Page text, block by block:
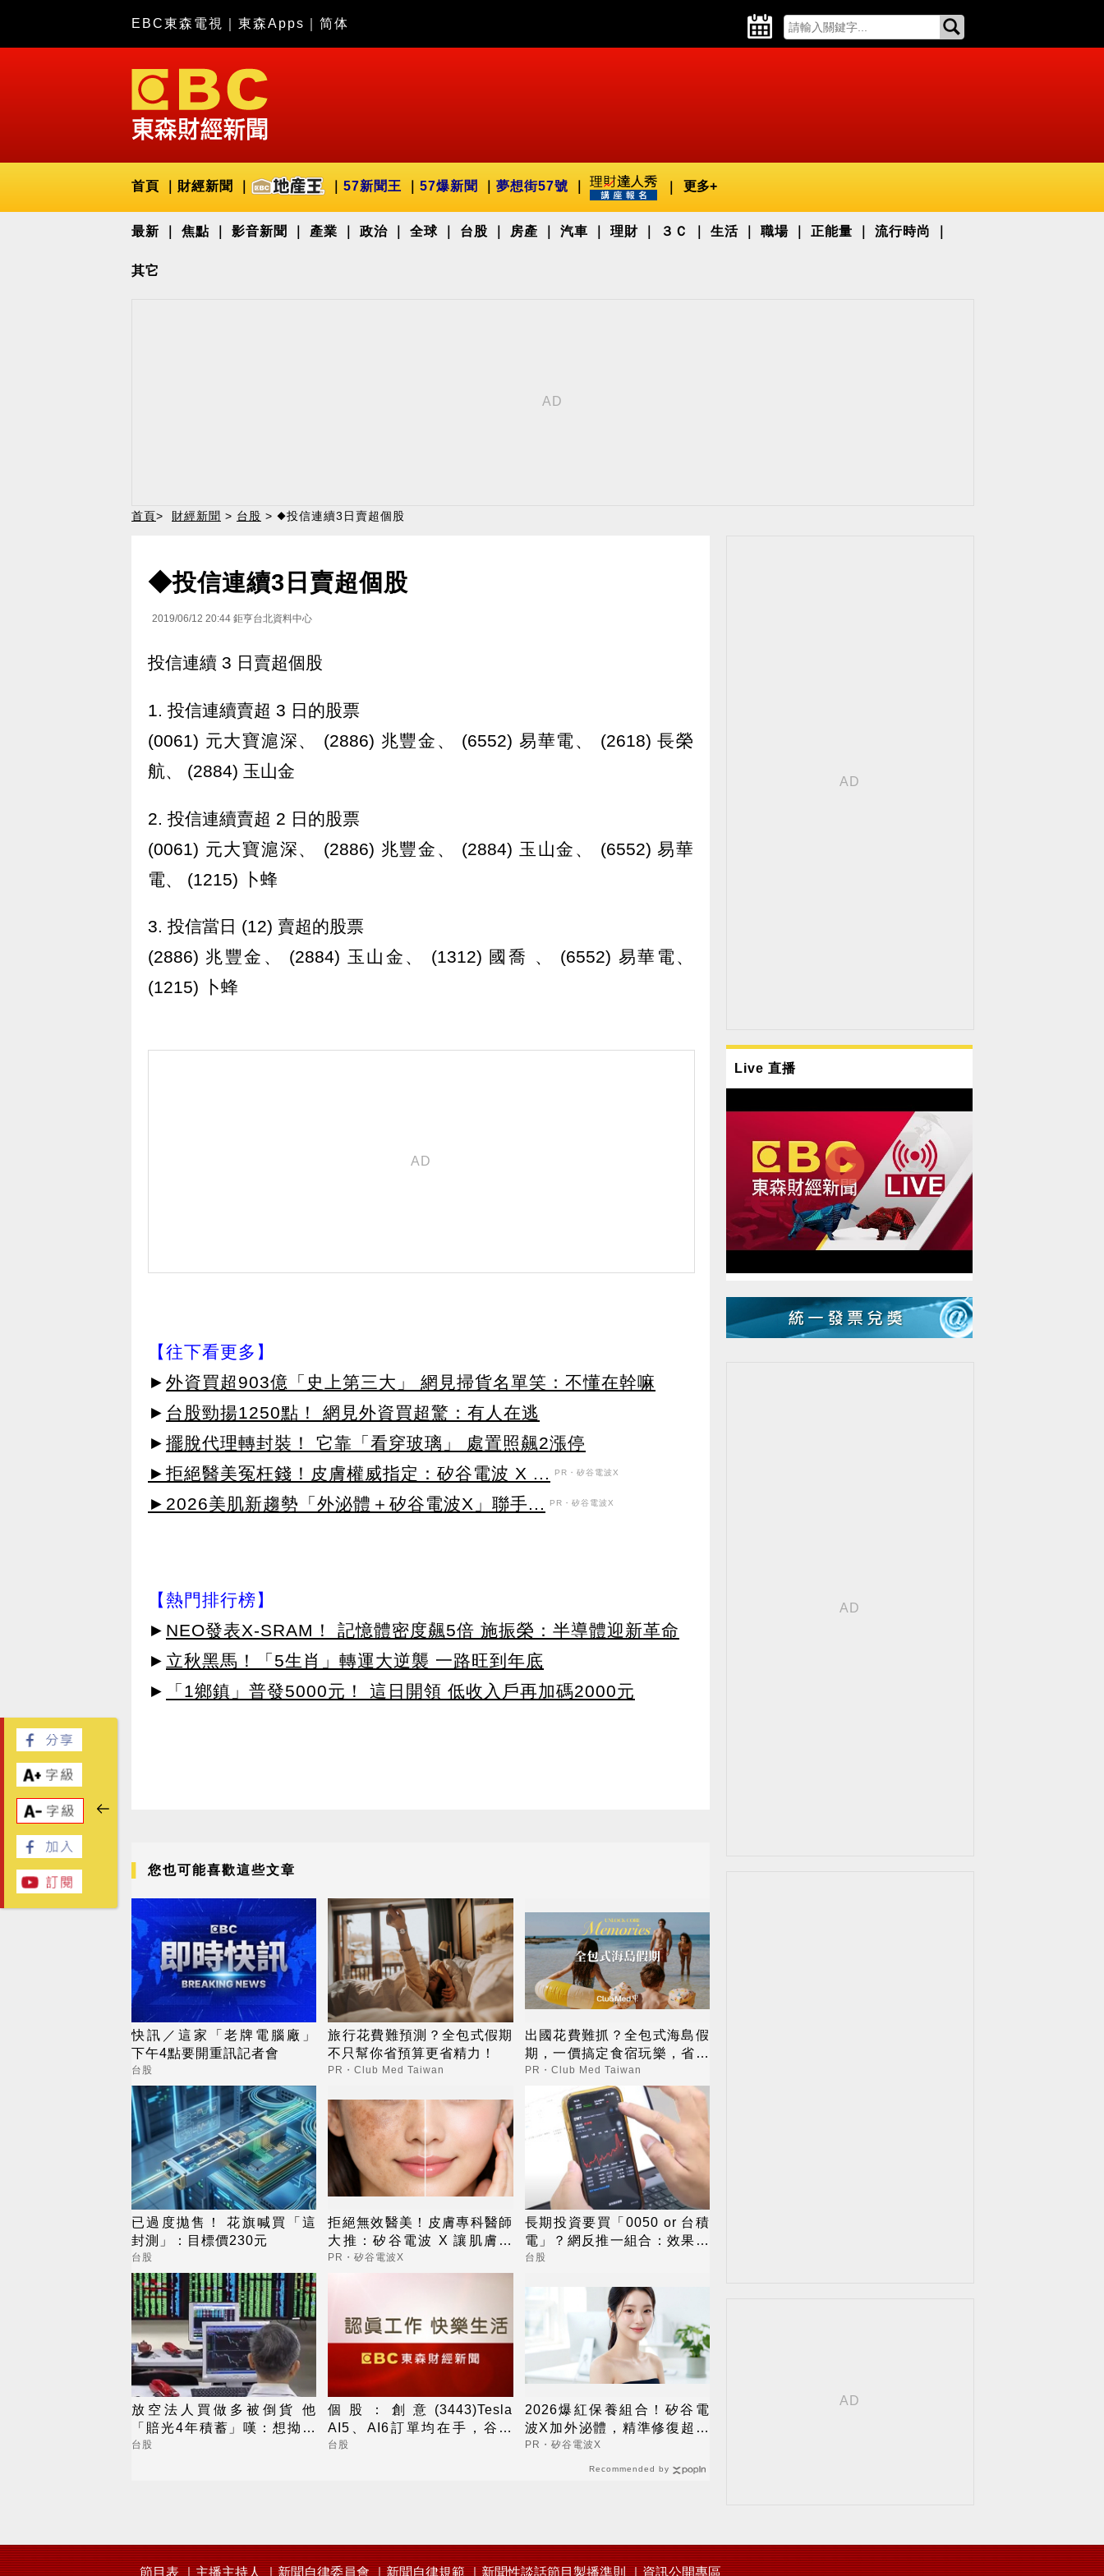
EBC東森電視 東森Apps 简体
首頁 財經新聞 57新聞王 57爆新聞 夢想街57號 更多+
最新 焦點 影音新聞 產業 政治 全球 台股 房產 汽車 理財 ３Ｃ 生活 職場 正能量 流行時尚
其它
首頁> 財經新聞 > 台股 > ◆投信連續3日賣超個股
◆投信連續3日賣超個股
2019/06/12 20:44 鉅亨台北資料中心
投信連續 3 日賣超個股
1. 投信連續賣超 3 日的股票
(0061) 元大寶滬深、 (2886) 兆豐金、 (6552) 易華電、 (2618) 長榮
航、 (2884) 玉山金
2. 投信連續賣超 2 日的股票
(0061) 元大寶滬深、 (2886) 兆豐金、 (2884) 玉山金、 (6552) 易華
電、 (1215) 卜蜂
3. 投信當日 (12) 賣超的股票
(2886) 兆豐金、 (2884) 玉山金、 (1312) 國喬 、 (6552) 易華電、
(1215) 卜蜂
【往下看更多】
► 外資買超903億「史上第三大」 網見掃貨名單笑：不懂在幹嘛
► 台股勁揚1250點！ 網見外資買超驚：有人在逃
► 擺脫代理轉封裝！ 它靠「看穿玻璃」 處置照飆2漲停
►拒絕醫美冤枉錢！皮膚權威指定：矽谷電波 X ...
PR・矽谷電波X
►2026美肌新趨勢「外泌體＋矽谷電波X」聯手... PR・矽谷電波X
【熱門排行榜】
► NEO發表X-SRAM！ 記憶體密度飆5倍 施振榮：半導體迎新革命
► 立秋黑馬！「5生肖」轉運大逆襲 一路旺到年底
►
「1鄉鎮」普發5000元！ 這日開領 低收入戶再加碼2000元
您也可能喜歡這些文章
快訊／這家「老牌電腦廠」
下午4點要開重訊記者會
台股
旅行花費難預測？全包式假期
不只幫你省預算更省精力！
PR・Club Med Taiwan
出國花費難抓？全包式海島假
期，一價搞定食宿玩樂，省錢
更省心！
PR・Club Med Taiwan
已過度拋售！ 花旗喊買「這
封測」：目標價230元
台股
拒絕無效醫美！皮膚專科醫師
大推：矽谷電波 X 讓肌膚由
內而外更強韌
PR・矽谷電波X
長期投資要買「0050 or 台積
電」？網反推一組合：效果更
好
台股
放空法人買做多被倒貨 他
「賠光4年積蓄」嘆：想拗回
來一直輸
台股
個股：創意(3443)Tesla
AI5、AI6訂單均在手，谷歌
Axion2 CPU出貨有上修空間
台股
2026爆紅保養組合！矽谷電
波X加外泌體，精準修復超有
感
PR・矽谷電波X
Recommended by
Live 直播
節目表 主播主持人 新聞自律委員會 新聞自律規範 新聞性談話節目製播準則 資訊公開專區